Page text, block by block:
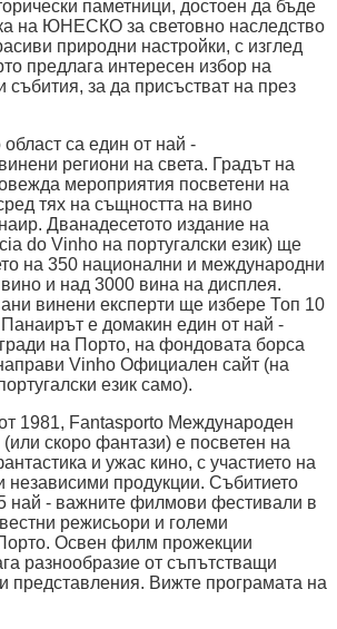
паметници, достоен да бъде
на ЮНЕСКО за световно наследство
природни настройки, с изглед
предлага интересен избор на
събития, за да присъстват на през
са един от най -
региони на света. Градът на
мероприятия посветени на
тях на същността на вино
Дванадесетото издание на
do Vinho на португалски език) ще
на 350 национални и международни
и над 3000 вина на дисплея.
винени експерти ще избере Топ 10
Панаирът е домакин един от най -
на Порто, на фондовата борса
Vinho Официален сайт (на
език само).
1981, Fantasporto Международен
скоро фантази) е посветен на
и ужас кино, с участието на
независими продукции. Събитието
най - важните филмови фестивали в
режисьори и големи
Освен филм прожекции
разнообразие от съпътстващи
представления. Вижте програмата на